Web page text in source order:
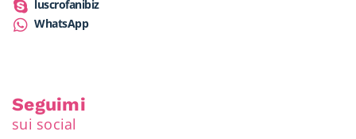
luscrofanibiz
WhatsApp
Seguimi
sui social